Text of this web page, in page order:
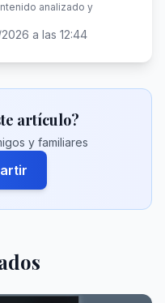
analizado y
a las 12:44
artículo?
y familiares